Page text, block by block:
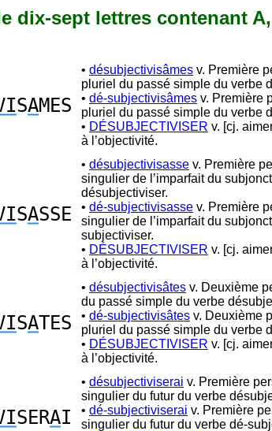
dix-sept lettres contenant
SAMES
• désubjectivisâmes v. Première
pluriel du passé simple du verbe
• dé-subjectivisâmes v. Première
pluriel du passé simple du verbe
• DÉSUBJECTIVISER v. [cj.
à l’objectivité.
SASSE
• désubjectivisasse v. Première
singulier de l’imparfait du
désubjectiviser.
• dé-subjectivisasse v. Première
singulier de l’imparfait du
subjectiviser.
• DÉSUBJECTIVISER v. [cj.
à l’objectivité.
SATES
• désubjectivisâtes v. Deuxième
du passé simple du verbe
• dé-subjectivisâtes v. Deuxième
pluriel du passé simple du verbe
• DÉSUBJECTIVISER v. [cj.
à l’objectivité.
SERAI
• désubjectiviserai v. Première
singulier du futur du verbe
• dé-subjectiviserai v. Première
singulier du futur du verbe dé-